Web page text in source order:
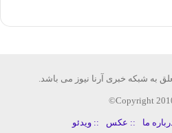
به شبکه خبری آرنا نیوز می باشد.
Copyright
ما :: عکس :: ویدئو